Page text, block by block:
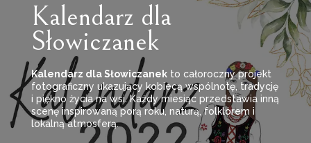
Kalendarz dla
Słowiczanek
Kalendarz dla Słowiczanekto całoroczny projekt
fotograficzny ukazujący kobiecą wspólnotę, tradycję
i piękno życia na wsi. Każdy miesiąc przedstawia inną
scenę inspirowaną porą roku, naturą, folklorem i
lokalną atmosferą.